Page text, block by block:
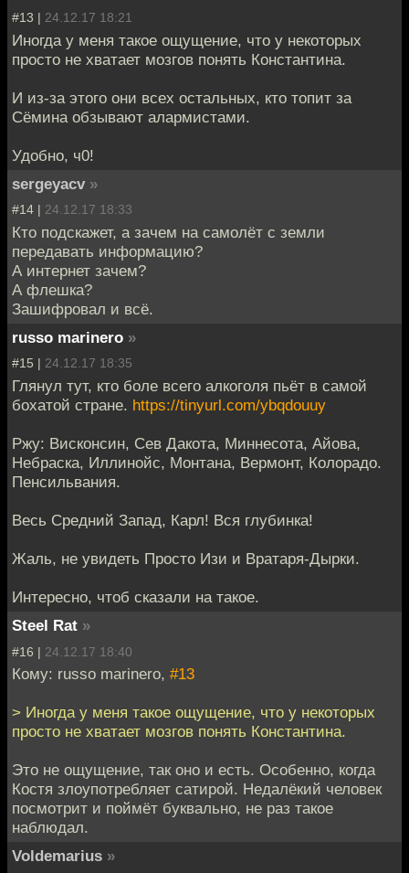
#13 | 24.12.17 18:21
Иногда у меня такое ощущение, что у некоторых
просто не хватает мозгов понять Константина.
И из-за этого они всех остальных, кто топит за
Сёмина обзывают алармистами.
Удобно, ч0!
sergeyacv »
#14 | 24.12.17 18:33
Кто подскажет, а зачем на самолёт с земли
передавать информацию?
А интернет зачем?
А флешка?
Зашифровал и всё.
russo marinero »
#15 | 24.12.17 18:35
Глянул тут, кто боле всего алкоголя пьёт в самой
бохатой стране. https://tinyurl.com/ybqdouuy
Ржу: Висконсин, Сев Дакота, Миннесота, Айова,
Небраска, Иллинойс, Монтана, Вермонт, Колорадо.
Пенсильвания.
Весь Средний Запад, Карл! Вся глубинка!
Жаль, не увидеть Просто Изи и Вратаря-Дырки.
Интересно, чтоб сказали на такое.
Steel Rat »
#16 | 24.12.17 18:40
Кому: russo marinero, #13
> Иногда у меня такое ощущение, что у некоторых
просто не хватает мозгов понять Константина.
Это не ощущение, так оно и есть. Особенно, когда
Костя злоупотребляет сатирой. Недалёкий человек
посмотрит и поймёт буквально, не раз такое
наблюдал.
Voldemarius »